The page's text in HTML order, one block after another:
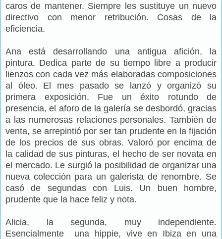
caros de mantener. Siempre les sustituye un nuevo
directivo con menor retribución. Cosas de la
eficiencia.
Ana está desarrollando una antigua afición, la
pintura. Dedica parte de su tiempo libre a producir
lienzos con cada vez más elaboradas composiciones
al óleo. El mes pasado se lanzó y organizó su
primera exposición. Fue un éxito rotundo de
presencia, el aforo de la galería se desbordó, gracias
a las numerosas relaciones personales. También de
venta, se arrepintió por ser tan prudente en la fijación
de los precios de sus obras. Valoró por encima de
la calidad de sus pinturas, el hecho de ser novata en
el mercado. Le surgió la posibilidad de organizar una
nueva colección para un galerista de renombre. Se
casó de segundas con Luis. Un buen hombre,
prudente que la hace feliz y nota.
Alicia, la segunda, muy independiente.
Esencialmente una hippie, vive en Ibiza en una